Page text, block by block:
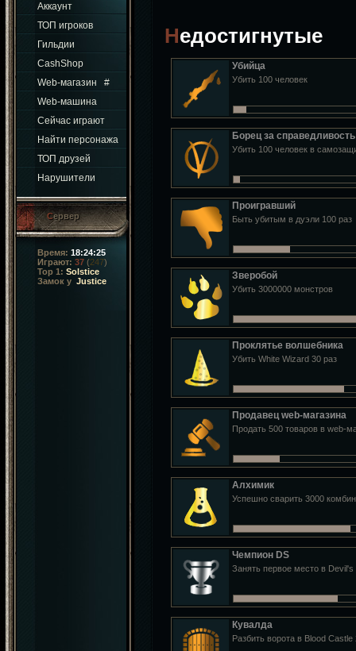
Аккаунт
ТОП игроков
Гильдии
CashShop
Web-магазин
#
Web-машина
Сейчас играют
Найти персонажа
ТОП друзей
Нарушители
Сервер
Время: 18:24:26
Играют: 37 (247)
Top 1: Solstice
Замок у Justice
Недостигнутые
Убийца
Убить 100 человек
Борец за справедливость
Убить 100 человек в
Проигравший
Быть убитым в дуэли 100 раз
Зверобой
Убить 3000000 монстров
Проклятье волшебника
Убить White Wizard 30 раз
Продавец web-магазина
Продать 500 товаров в web-
Алхимик
Успешно сварить 3000
Чемпион DS
Занять первое место в Devil's
Кувалда
Разбить ворота в Blood Castle